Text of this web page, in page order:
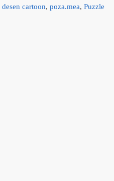
desen cartoon, poza.mea, Puzzle